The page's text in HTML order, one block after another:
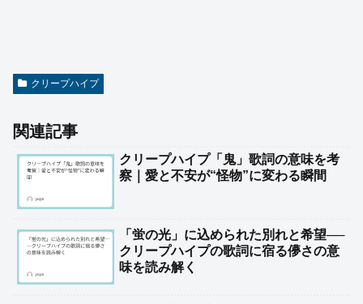
クリープハイプ
関連記事
クリープハイプ「鬼」歌詞の意味を考
察｜愛と不安が“怪物”に変わる瞬間
「蛍の光」に込められた別れと希望──
クリープハイプの歌詞に宿る儚さの意
味を読み解く